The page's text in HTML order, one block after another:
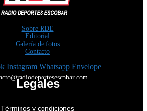
Sobre RDE
Editorial
Galería de fotos
Contacto
Instagram Whatsapp Envelope
Legales
Términos y condiciones